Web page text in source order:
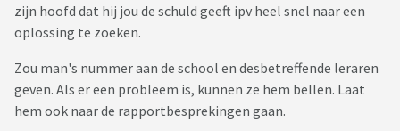
zijn hoofd dat hij jou de schuld geeft ipv heel snel naar een
oplossing te zoeken.
Zou man's nummer aan de school en desbetreffende leraren
geven. Als er een probleem is, kunnen ze hem bellen. Laat
hem ook naar de rapportbesprekingen gaan.